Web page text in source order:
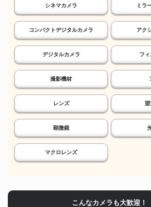
シネマカメラ ミラ
コンパクトデジタルカメラ アク
デジタルカメラ フ
撮影機材
レンズ 望
顕微鏡
マクロレンズ
こんなカメラも大歓迎！